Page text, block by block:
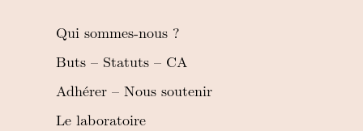
Qui sommes-nous ?
Buts – Statuts – CA
Adhérer – Nous soutenir
Le laboratoire